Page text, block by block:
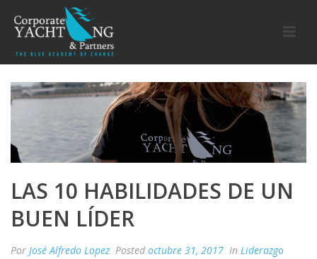
LAS 10 HABILIDADES DE UN
BUEN LÍDER
Por José Alfredo Lopez Posted octubre 31, 2017 In Liderazgo